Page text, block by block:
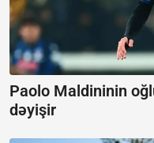
Paolo Maldininin
dəyişir